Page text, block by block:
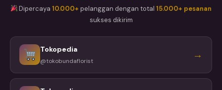
Dipercaya10.000+ pelanggan dengan total15.000+ pesanan
sukses dikirim
Tokopedia
@tokobundaflorist →